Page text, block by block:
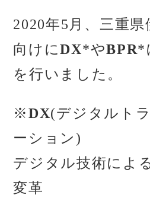
2020年5月、三重県
向けにDX*やBPR*
を行いました。
※DX(デジタルト
ーション)
デジタル技術によ
変革